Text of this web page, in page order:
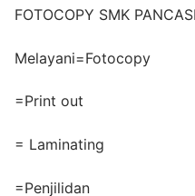
FOTOCOPY SMK
Melayani=Fotocopy
=Print out
= Laminating
=Penjilidan